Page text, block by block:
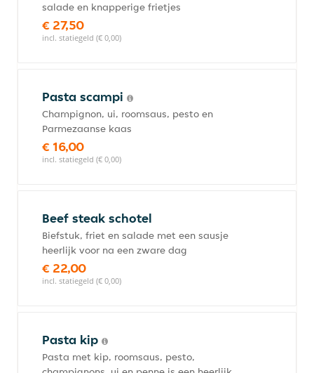
salade en knapperige frietjes
€ 27,50
incl. statiegeld (€ 0,00)
Pasta scampi
Champignon, ui, roomsaus, pesto en
Parmezaanse kaas
€ 16,00
incl. statiegeld (€ 0,00)
Beef steak schotel
Biefstuk, friet en salade met een sausje
heerlijk voor na een zware dag
€ 22,00
incl. statiegeld (€ 0,00)
Pasta kip
Pasta met kip, roomsaus, pesto,